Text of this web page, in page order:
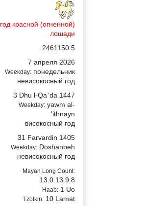
год красной (огненной)
лошади
2461150.5
7 апреля 2026
Weekday: понедельник
невисокосный год
3 Dhu l-Qa`da 1447
Weekday: yawm al-
'ithnayn
високосный год
31 Farvardin 1405
Weekday: Doshanbeh
невисокосный год
Mayan Long Count:
13.0.13.9.8
Haab: 1 Uo
Tzolkin: 10 Lamat